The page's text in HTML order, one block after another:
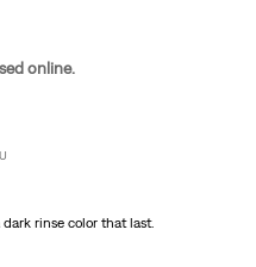
online.
rinse color that last.